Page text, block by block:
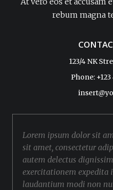
rebum magna
123/4 NK
Phone:
Lorem ipsum dolor sit
sit amet, consectetur
autem delectus
exercitationem expedita
laudantium modi non